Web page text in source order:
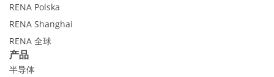
RENA Polska
RENA Shanghai
RENA 全球
产品
半导体